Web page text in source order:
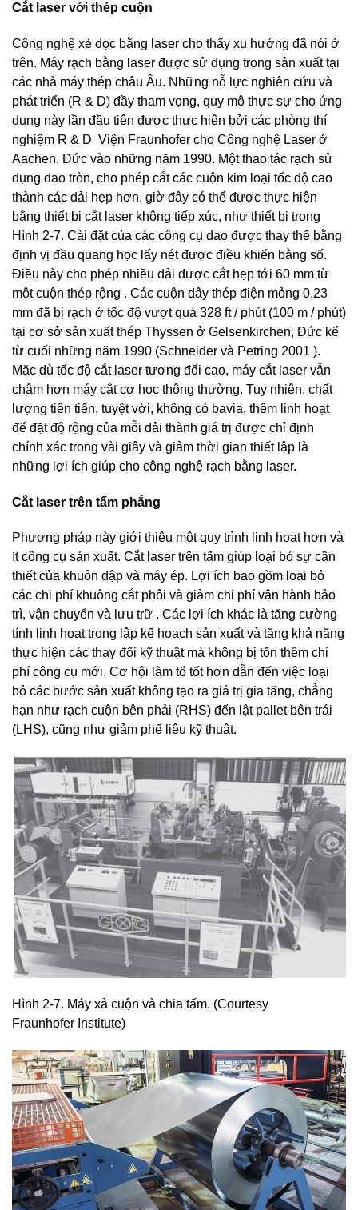
Cắt laser với thép cuộn
Công nghệ xẻ dọc bằng laser cho thấy xu hướng đã nói ở
trên. Máy rạch bằng laser được sử dụng trong sản xuất tại
các nhà máy thép châu Âu. Những nỗ lực nghiên cứu và
phát triển (R & D) đầy tham vọng, quy mô thực sự cho ứng
dụng này lần đầu tiên được thực hiện bởi các phòng thí
nghiệm R & D Viện Fraunhofer cho Công nghệ Laser ở
Aachen, Đức vào những năm 1990. Một thao tác rạch sử
dụng dao tròn, cho phép cắt các cuộn kim loại tốc độ cao
thành các dải hẹp hơn, giờ đây có thể được thực hiện
bằng thiết bị cắt laser không tiếp xúc, như thiết bị trong
Hình 2-7. Cài đặt của các công cụ dao được thay thế bằng
định vị đầu quang học lấy nét được điều khiển bằng số.
Điều này cho phép nhiều dải được cắt hẹp tới 60 mm từ
một cuộn thép rộng . Các cuộn dây thép điện mỏng 0,23
mm đã bị rạch ở tốc độ vượt quá 328 ft / phút (100 m / phút)
tại cơ sở sản xuất thép Thyssen ở Gelsenkirchen, Đức kể
từ cuối những năm 1990 (Schneider và Petring 2001 ).
Mặc dù tốc độ cắt laser tương đối cao, máy cắt laser vẫn
chậm hơn máy cắt cơ học thông thường. Tuy nhiên, chất
lượng tiên tiến, tuyệt vời, không có bavia, thêm linh hoạt
để đặt độ rộng của mỗi dải thành giá trị được chỉ định
chính xác trong vài giây và giảm thời gian thiết lập là
những lợi ích giúp cho công nghệ rạch bằng laser.
Cắt laser trên tấm phẳng
Phương pháp này giới thiệu một quy trình linh hoạt hơn và
ít công cụ sản xuất. Cắt laser trên tấm giúp loại bỏ sự cần
thiết của khuôn dập và máy ép. Lợi ích bao gồm loại bỏ
các chi phí khuông cắt phôi và giảm chi phí vận hành bảo
trì, vận chuyển và lưu trữ . Các lợi ích khác là tăng cường
tính linh hoạt trong lập kế hoạch sản xuất và tăng khả năng
thực hiện các thay đổi kỹ thuật mà không bị tốn thêm chi
phí công cụ mới. Cơ hội làm tổ tốt hơn dẫn đến việc loại
bỏ các bước sản xuất không tạo ra giá trị gia tăng, chẳng
hạn như rạch cuộn bên phải (RHS) đến lật pallet bên trái
(LHS), cũng như giảm phế liệu kỹ thuật.
Hình 2-7. Máy xả cuộn và chia tấm. (Courtesy
Fraunhofer Institute)